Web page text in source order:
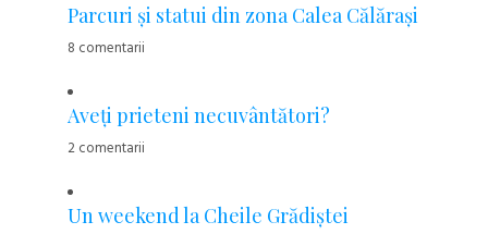
Parcuri şi statui din zona Calea Călăraşi
8 comentarii
Aveţi prieteni necuvântători?
2 comentarii
Un weekend la Cheile Grădiştei